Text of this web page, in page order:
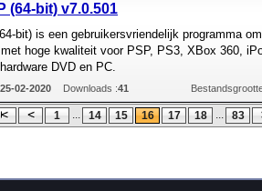
(64-bit) v7.0.501
bit) is een gebruikersvriendelijk programma
hoge kwaliteit voor PSP, PS3, XBox 360,
DVD en PC.
25-02-2020 Downloads :41
1 ... 14 15 16 17 18 ... 83